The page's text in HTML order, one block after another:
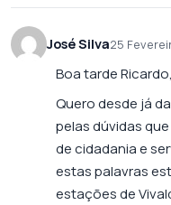
José Silva25
Boa tarde Ricardo,
Quero desde já
pelas dúvidas
de cidadania e
estas palavras
estações de